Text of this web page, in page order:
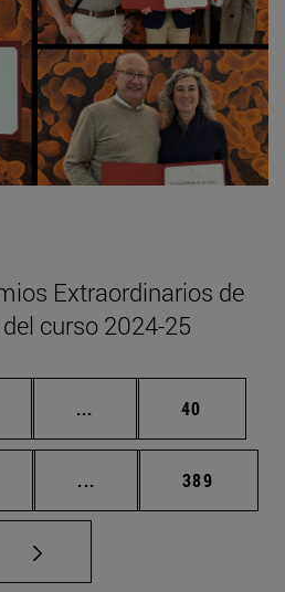
Extraordinarios de
curso 2024-25
... Páginas intermedias
Página
40
... Páginas intermedias
Página
389